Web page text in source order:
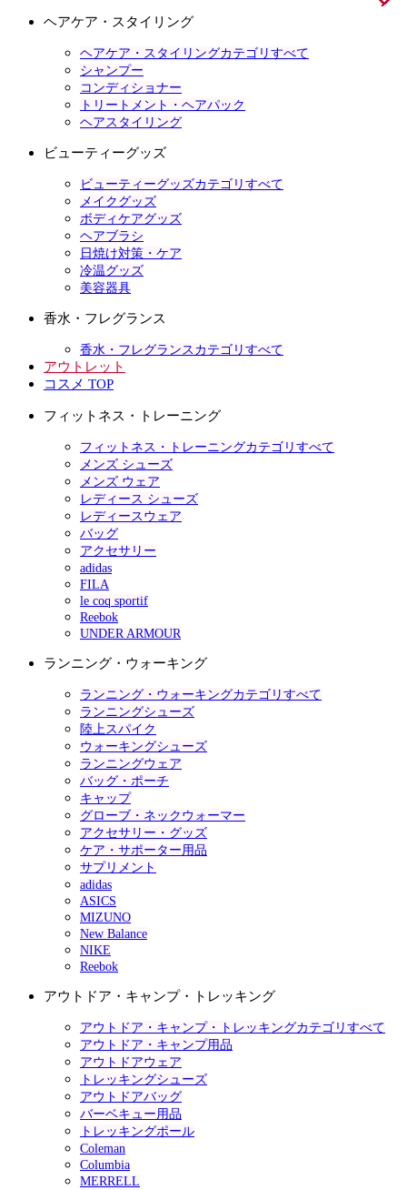
ヘアケア・スタイリング
ヘアケア・スタイリングカテゴリすべて
シャンプー
コンディショナー
トリートメント・ヘアパック
ヘアスタイリング
ビューティーグッズ
ビューティーグッズカテゴリすべて
メイクグッズ
ボディケアグッズ
ヘアブラシ
日焼け対策・ケア
冷温グッズ
美容器具
香水・フレグランス
香水・フレグランスカテゴリすべて
アウトレット
コスメ TOP
フィットネス・トレーニング
フィットネス・トレーニングカテゴリすべて
メンズ シューズ
メンズ ウェア
レディース シューズ
レディースウェア
バッグ
アクセサリー
adidas
FILA
le coq sportif
Reebok
UNDER ARMOUR
ランニング・ウォーキング
ランニング・ウォーキングカテゴリすべて
ランニングシューズ
陸上スパイク
ウォーキングシューズ
ランニングウェア
バッグ・ポーチ
キャップ
グローブ・ネックウォーマー
アクセサリー・グッズ
ケア・サポーター用品
サプリメント
adidas
ASICS
MIZUNO
New Balance
NIKE
Reebok
アウトドア・キャンプ・トレッキング
アウトドア・キャンプ・トレッキングカテゴリすべて
アウトドア・キャンプ用品
アウトドアウェア
トレッキングシューズ
アウトドアバッグ
バーベキュー用品
トレッキングポール
Coleman
Columbia
MERRELL